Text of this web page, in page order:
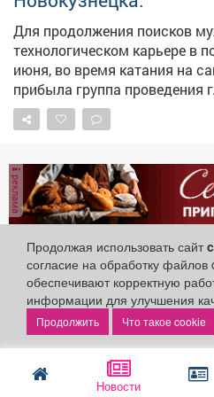
Новости
Для продолжения поисков
технологическом карьере в
июня, во время катания на
прибыла группа проведения
из Новокузнецка.
реклама
VSE42.RU
6 августа 2026
Пропавшего почти
кузбассовца нашли
Продолжая использовать сайт
согласие на обработку файлов
обеспечивают корректную
информации для улучшения
Что такое cookie